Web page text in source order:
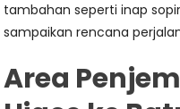
tambahan seperti inap
sampaikan rencana
Area